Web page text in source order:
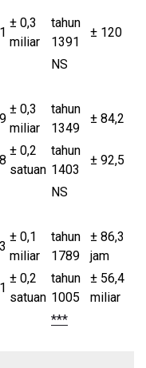
± 0,3
miliar
tahun
1391
± 120
NS
± 0,3
miliar
tahun
1349
± 84,2
± 0,2
satuan
tahun
1403
± 92,5
NS
± 0,1
miliar
tahun
1789
± 86,3
jam
± 0,2
satuan
tahun
1005
± 56,4
miliar
***